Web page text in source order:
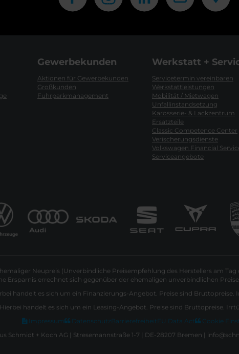
Gewerbekunden
Aktionen für Gewerbekunden
Großkunden
Fuhrparkmanagement
Werkstatt +
Servicetermin vereinbaren
Werkstattleistungen
Mobilität / Mietwagen
Unfallinstandsetzung
Karosserie- & Lackzentrum
Ersatzteile
Classic Competence Center
Verischerungsdienste
Volkswagen Financial
Serviceangebote
Neupreis (Unverbindliche Preisempfehlung des Herstellers am Tag
Ersparnis errechnet sich gegenüber der ehemaligen unverbindlichen
handelt es sich um ein Finanzierungs-Angebot. Preise sind Bruttopreise.
Hierbei handelt es sich um ein Leasing-Angebot. Preise sind Bruttopreise.
Impressum
Datenschutz Barrierefreiheit EU Data Act
Cookie
Schmidt + Koch AG | Stresemannstraße 1-7 | DE-28207 Bremen |